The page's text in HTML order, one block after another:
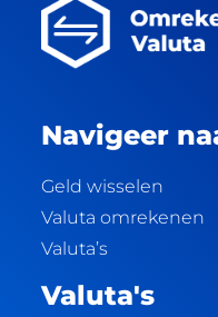
Navigeer
Geld wisselen
Valuta omrekenen
Valuta’s
Valuta's